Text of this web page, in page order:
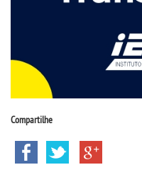
TECNOLÓGICOS
Compartilhe